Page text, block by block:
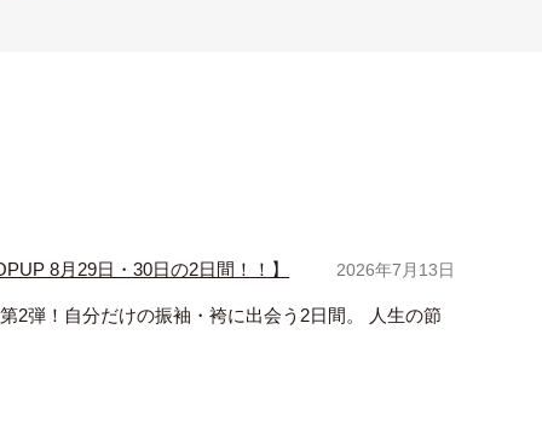
8月29日・30日の2日間！！】 2026年7月13日
2弾！自分だけの振袖・袴に出会う2日間。 人生の節